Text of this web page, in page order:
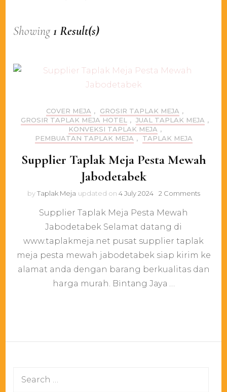
Showing1 Result(s)
COVER MEJA , GROSIR TAPLAK MEJA ,
GROSIR TAPLAK MEJA HOTEL
, JUAL TAPLAK MEJA ,
KONVEKSI TAPLAK MEJA ,
PEMBUATAN TAPLAK MEJA , TAPLAK MEJA
Supplier Taplak Meja Pesta Mewah
Jabodetabek
byTaplak Meja updated on 4 July 2024 2 Commentson
Mewah
Supplier Taplak Meja Pesta Mewah
Jabodetabek Selamat datang di
www.taplakmeja.net pusat supplier taplak
meja pesta mewah jabodetabek siap kirim ke
alamat anda dengan barang berkualitas dan
harga murah. Bіntаng Jауа …
Search